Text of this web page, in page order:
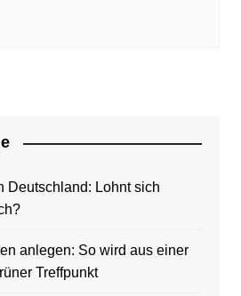
Deutschland: Lohnt sich
anlegen: So wird aus einer
Treffpunkt